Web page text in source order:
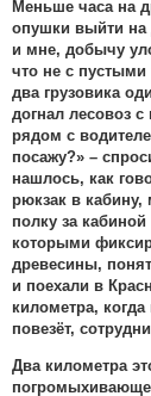
Меньше часа на
опушки выйти на
и мне, добычу
что не с пустыми
два грузовика
догнал лесовоз
рядом с
посажу?» –
нашлось, как
рюкзак в кабину,
полку за
которыми
древесины,
и поехали в
километра,
повезёт,
Два километра